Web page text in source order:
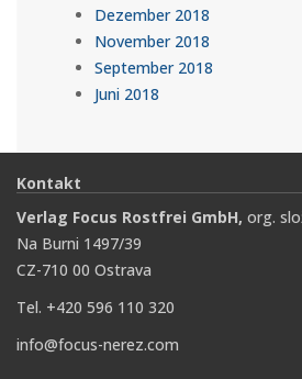
Dezember 2018
November 2018
September 2018
Juni 2018
Kontakt
Verlag Focus Rostfrei GmbH, org.
Na Burni 1497/39
CZ-710 00 Ostrava
Tel. +420 596 110 320
info@focus-nerez.com